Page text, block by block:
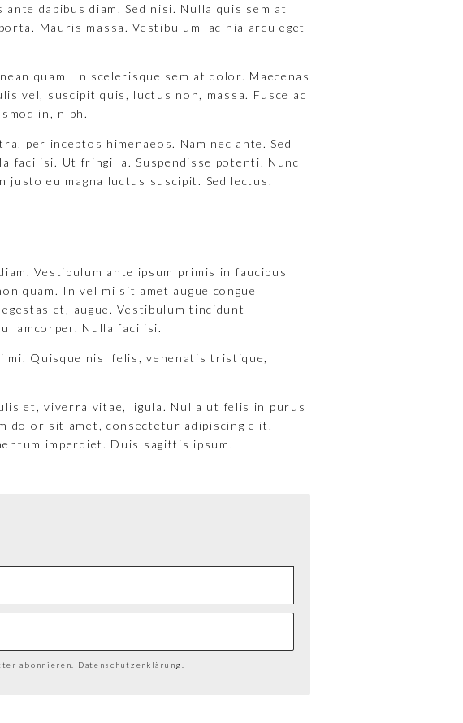
dapibus diam. Sed nisi. Nulla quis sem at
Mauris massa. Vestibulum lacinia arcu eget
quam. In scelerisque sem at dolor. Maecenas
vel, suscipit quis, luctus non, massa. Fusce ac
in, nibh.
per inceptos himenaeos. Nam nec ante. Sed
facilisi. Ut fringilla. Suspendisse potenti. Nunc
justo eu magna luctus suscipit. Sed lectus.
Vestibulum ante ipsum primis in faucibus
quam. In vel mi sit amet augue congue
et, augue. Vestibulum tincidunt
Nulla facilisi.
mi. Quisque nisl felis, venenatis tristique,
et, viverra vitae, ligula. Nulla ut felis in purus
dolor sit amet, consectetur adipiscing elit.
imperdiet. Duis sagittis ipsum.
abonnieren. Datenschutzerklärung